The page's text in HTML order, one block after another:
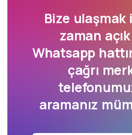
Bize ulaşmak
zaman
Whatsapp
çağrı
aramanız